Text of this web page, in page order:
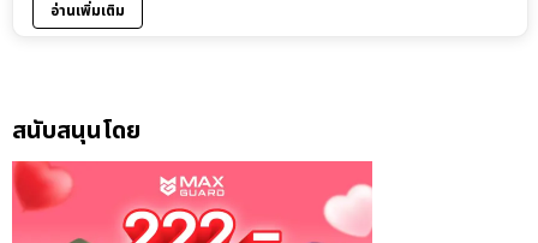
อ่านเพิ่มเติม
สนับสนุนโดย